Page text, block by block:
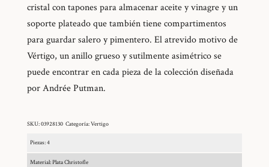
cristal con tapones para almacenar aceite y vinagre y un
soporte plateado que también tiene compartimentos
para guardar salero y pimentero. El atrevido motivo de
Vértigo, un anillo grueso y sutilmente asimétrico se
puede encontrar en cada pieza de la colección diseñada
por Andrée Putman.
SKU:03928130 Categoría:Vertigo
Piezas: 4
Material: Plata Christofle